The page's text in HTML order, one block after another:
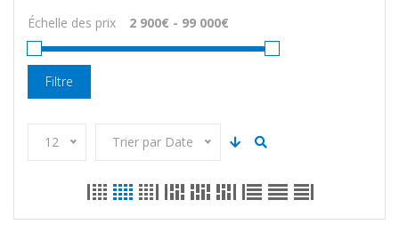
Échelle des prix
Filtre
12 Trier par Date